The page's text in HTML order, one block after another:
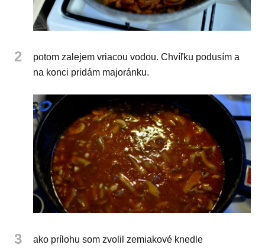
2
potom zalejem vriacou vodou. Chvíľku podusím a
na konci pridám majoránku.
3
ako prílohu som zvolil zemiakové knedle